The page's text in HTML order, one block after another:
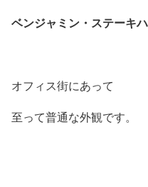
ベンジャミン・ステーキ
オフィス街にあって
至って普通な外観です。